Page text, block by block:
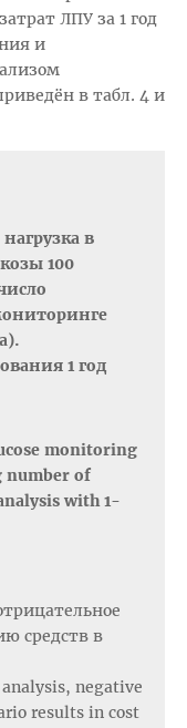
ЛПУ за 1 год
и
в табл. 4 и
в
100
1 год
monitoring
number of
with 1-
средств в
negative
results in cost